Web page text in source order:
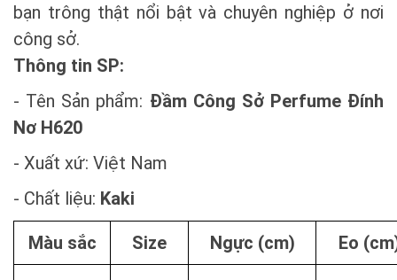
bạn trông thật nổi bật và chuyên nghiệp ở nơi
công sở.
Thông tin SP:
- Tên Sản phẩm: Đầm Công Sở Perfume Đính
Nơ H620
- Xuất xứ: Việt Nam
- Chất liệu: Kaki
Màu sắc Size Ngực (cm) Eo